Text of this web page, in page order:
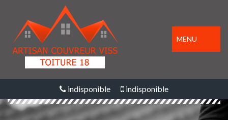
MENU
indisponible indisponible